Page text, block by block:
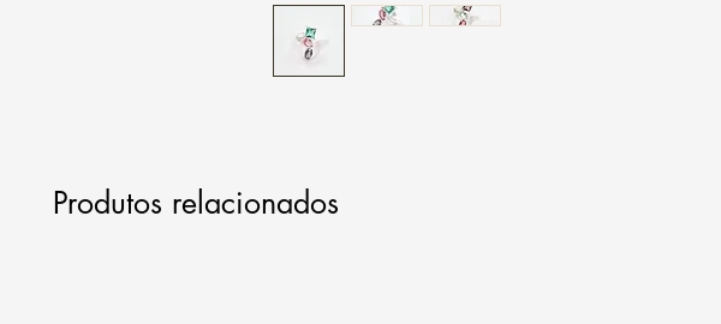
Produtos relacionados